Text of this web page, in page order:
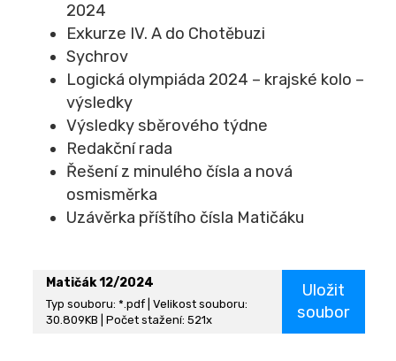
2024
Exkurze IV. A do Chotěbuzi
Sychrov
Logická olympiáda 2024 – krajské kolo –
výsledky
Výsledky sběrového týdne
Redakční rada
Řešení z minulého čísla a nová
osmisměrka
Uzávěrka příštího čísla Matičáku
Matičák 12/2024
Typ souboru: *.pdf | Velikost souboru:
30.809KB | Počet stažení: 521x
Uložit
soubor